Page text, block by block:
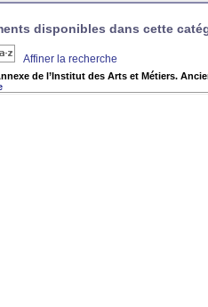
disponibles dans cette
Affiner la recherche
de l’Institut des Arts et Métiers.